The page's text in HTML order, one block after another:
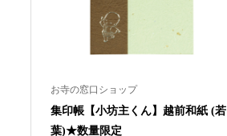
お寺の窓口ショップ
集印帳【小坊主くん】越前和紙 (若
葉)★数量限定